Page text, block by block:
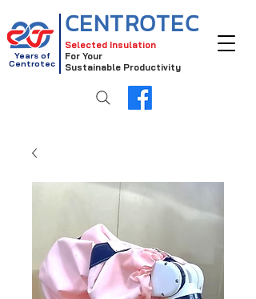
Selected Insulation
For Your
Sustainable Productivity
CENTROTEC
Years of
Centrotec